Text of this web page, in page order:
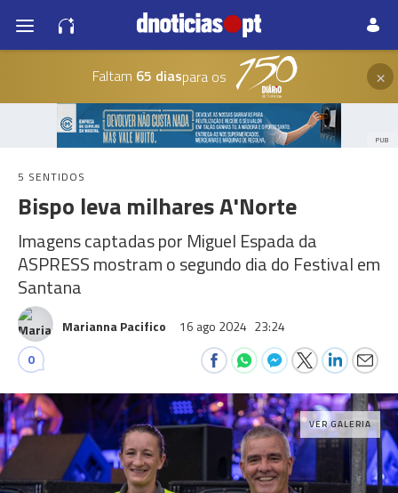
Faltam 65 diaspara os ×
PUB
5 SENTIDOS
Bispo leva milhares A'Norte
Imagens captadas por Miguel Espada da
ASPRESS mostram o segundo dia do Festival em
Santana
Marianna Pacifico 16 ago 2024 23:24
0
VER GALERIA